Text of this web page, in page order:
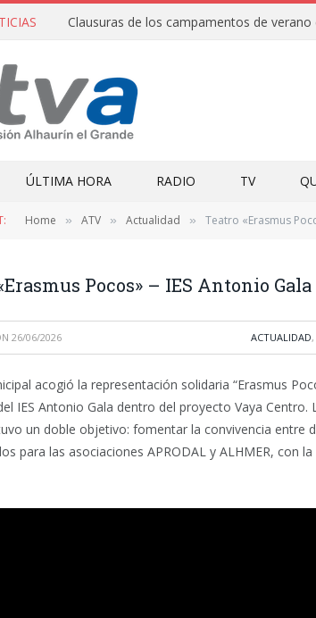
ÚLTIMA HORA RADIO TV
Home » ATV » Actualidad » Teatro «Erasmus
Pocos» – IES Antonio Gala
26/06/2026 ACTUALIDAD,
acogió la representación solidaria “Erasmus
IES Antonio Gala dentro del proyecto Vaya Centro.
un doble objetivo: fomentar la convivencia entre
para las asociaciones APRODAL y ALHMER, con